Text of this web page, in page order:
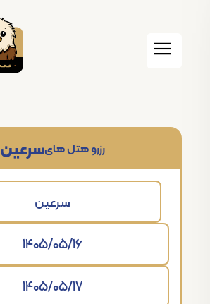
سرعینرزرو هتل های
سرعین